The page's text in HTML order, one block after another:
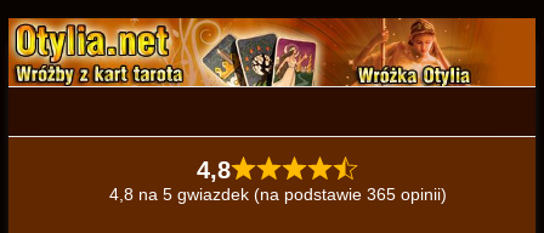
4,8
4,8 na 5 gwiazdek (na podstawie 365 opinii)